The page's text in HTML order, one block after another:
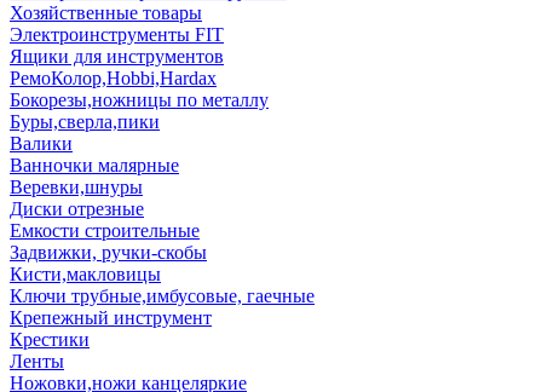
Хозяйственные товары
Электроинструменты FIT
Ящики для инструментов
РемоКолор,Hobbi,Hardax
Бокорезы,ножницы по металлу
Буры,сверла,пики
Валики
Ванночки малярные
Веревки,шнуры
Диски отрезные
Емкости строительные
Задвижки, ручки-скобы
Кисти,макловицы
Ключи трубные,имбусовые, гаечные
Крепежный инструмент
Крестики
Ленты
Ножовки,ножи канцеляркие